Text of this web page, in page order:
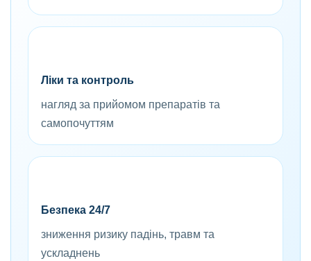
Ліки та контроль
нагляд за прийомом препаратів та
самопочуттям
Безпека 24/7
зниження ризику падінь, травм та
ускладнень